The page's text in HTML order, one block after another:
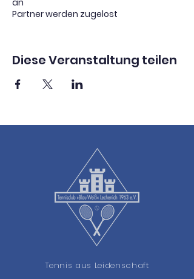
an
Partner werden zugelost
1. Runde: bis einer der
hat
Spielstand von 9 zu Ende
4 Paarungen mit den besten
Ergebnissen kommen ins Halbfinale.
Bei Gleichstand: 1 Spiel der Paarungen
gegeneinander (No Ad).
Aufschlagrecht wird gelost.
Diese Veranstaltung teilen
Tennis aus Leidenschaft